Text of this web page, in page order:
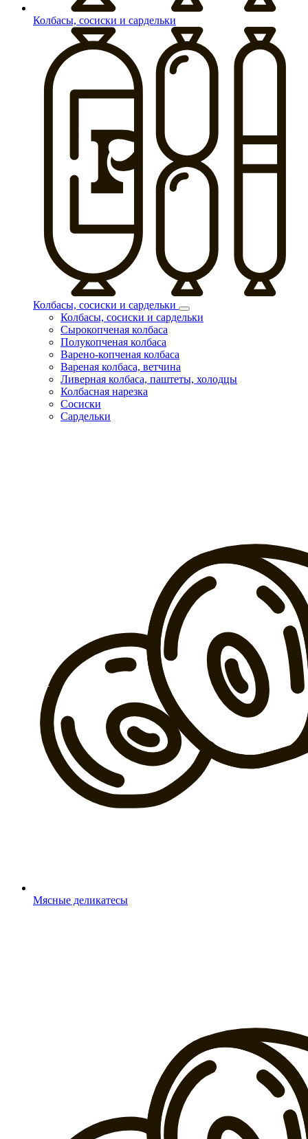
Колбасы, сосиски и сардельки
Колбасы, сосиски и сардельки
Колбасы, сосиски и сардельки
Сырокопченая колбаса
Полукопченая колбаса
Варено-копченая колбаса
Вареная колбаса, ветчина
Ливерная колбаса, паштеты, холодцы
Колбасная нарезка
Сосиски
Сардельки
Мясные деликатесы